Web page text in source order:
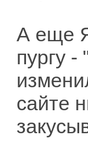
А еще
пургу -
сайте